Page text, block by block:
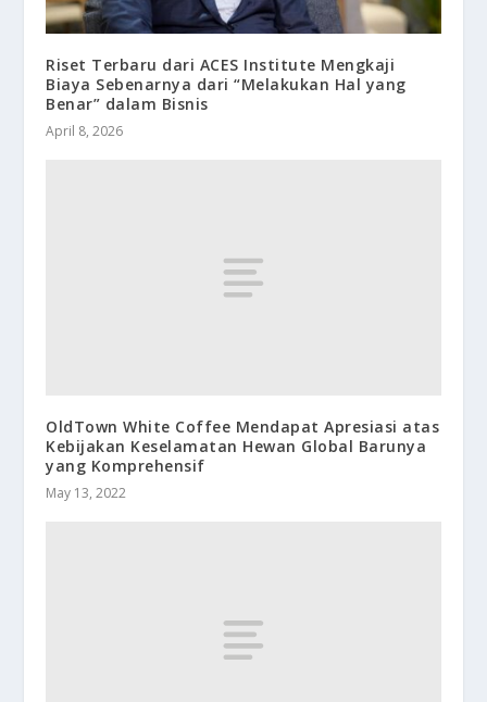
Riset Terbaru dari ACES Institute Mengkaji
Biaya Sebenarnya dari “Melakukan Hal yang
Benar” dalam Bisnis
April 8, 2026
OldTown White Coffee Mendapat Apresiasi atas
Kebijakan Keselamatan Hewan Global Barunya
yang Komprehensif
May 13, 2022